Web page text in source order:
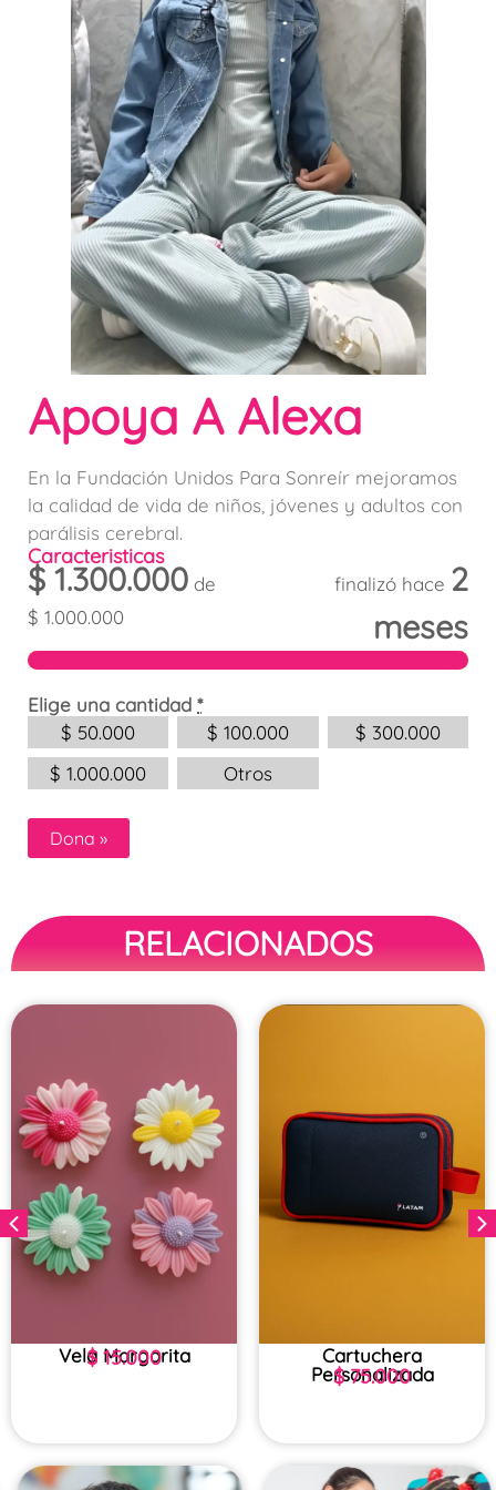
Apoya A Alexa
En la Fundación Unidos Para Sonreír mejoramos
la calidad de vida de niños, jóvenes y adultos con
parálisis cerebral.
Caracteristicas
$ 1.300.000 de
$ 1.000.000
finalizó hace 2
meses
Elige una cantidad *
$ 50.000 $ 100.000 $ 300.000
$ 1.000.000 Otros
Dona »
RELACIONADOS
Vela Margarita
$ 15.000
Cartuchera
Personalizada
$75.000